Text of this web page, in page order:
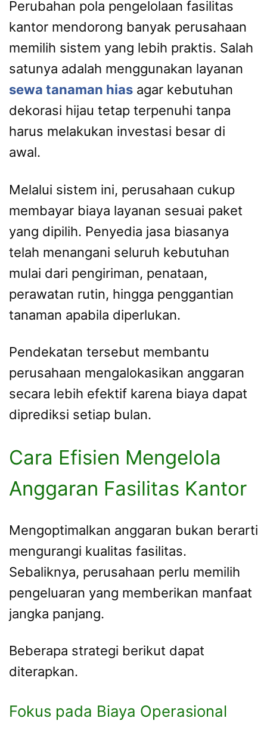
Perubahan pola pengelolaan fasilitas
kantor mendorong banyak perusahaan
memilih sistem yang lebih praktis. Salah
satunya adalah menggunakan layanan
sewa tanaman hias agar kebutuhan
dekorasi hijau tetap terpenuhi tanpa
harus melakukan investasi besar di
awal.
Melalui sistem ini, perusahaan cukup
membayar biaya layanan sesuai paket
yang dipilih. Penyedia jasa biasanya
telah menangani seluruh kebutuhan
mulai dari pengiriman, penataan,
perawatan rutin, hingga penggantian
tanaman apabila diperlukan.
Pendekatan tersebut membantu
perusahaan mengalokasikan anggaran
secara lebih efektif karena biaya dapat
diprediksi setiap bulan.
Cara Efisien Mengelola
Anggaran Fasilitas Kantor
Mengoptimalkan anggaran bukan berarti
mengurangi kualitas fasilitas.
Sebaliknya, perusahaan perlu memilih
pengeluaran yang memberikan manfaat
jangka panjang.
Beberapa strategi berikut dapat
diterapkan.
Fokus pada Biaya Operasional